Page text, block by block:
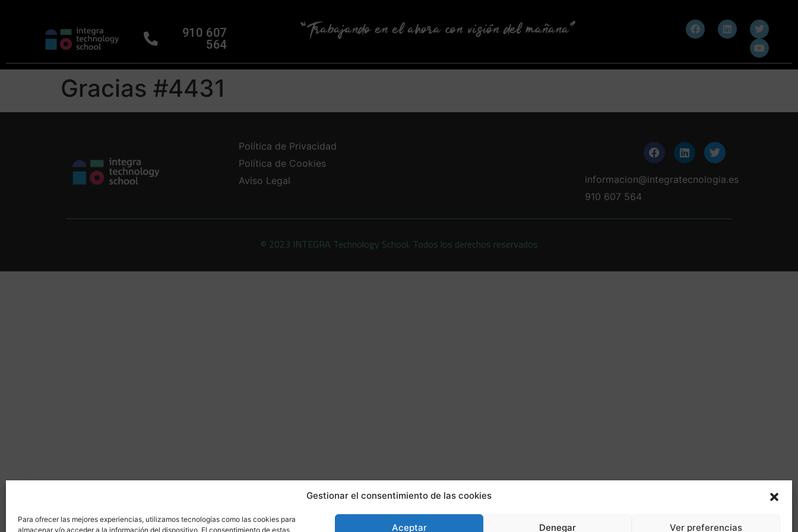
Gestionar el consentimiento de las cookies
Para ofrecer las mejores experiencias, utilizamos tecnologías como las cookies para
almacenar y/o acceder a la información del dispositivo. El consentimiento de estas
Aceptar Denegar Ver preferencias
910 607
564
Gracias #4431
Política de Privacidad
Política de Cookies
Aviso Legal
informacion@integratecnologia.es
910 607 564
© 2023 INTEGRA Technology School. Todos los derechos reservados